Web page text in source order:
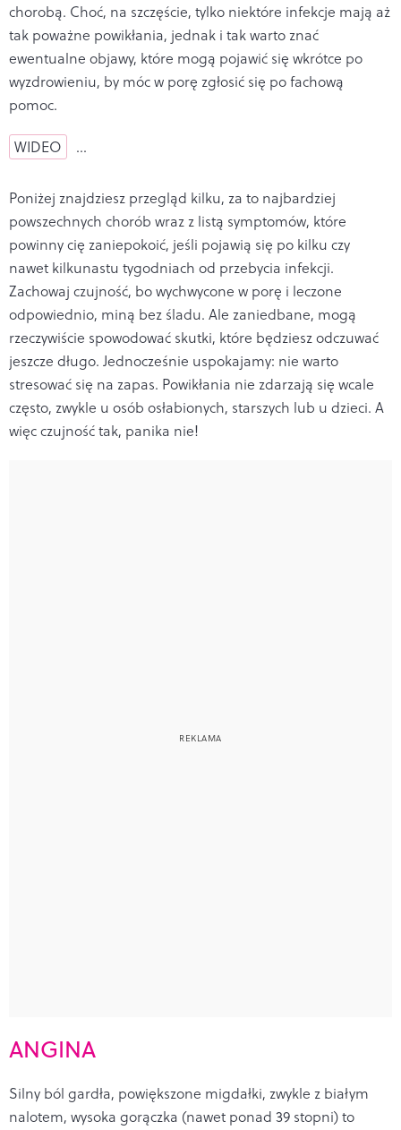
chorobą. Choć, na szczęście, tylko niektóre infekcje mają aż
tak poważne powikłania, jednak i tak warto znać
ewentualne objawy, które mogą pojawić się wkrótce po
wyzdrowieniu, by móc w porę zgłosić się po fachową
pomoc.
WIDEO …
Poniżej znajdziesz przegląd kilku, za to najbardziej
powszechnych chorób wraz z listą symptomów, które
powinny cię zaniepokoić, jeśli pojawią się po kilku czy
nawet kilkunastu tygodniach od przebycia infekcji.
Zachowaj czujność, bo wychwycone w porę i leczone
odpowiednio, miną bez śladu. Ale zaniedbane, mogą
rzeczywiście spowodować skutki, które będziesz odczuwać
jeszcze długo. Jednocześnie uspokajamy: nie warto
stresować się na zapas. Powikłania nie zdarzają się wcale
często, zwykle u osób osłabionych, starszych lub u dzieci. A
więc czujność tak, panika nie!
ANGINA
Silny ból gardła, powiększone migdałki, zwykle z białym
nalotem, wysoka gorączka (nawet ponad 39 stopni) to